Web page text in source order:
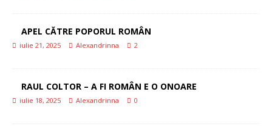
APEL CĂTRE POPORUL ROMÂN
iulie 21, 2025 Alexandrinna 2
RAUL COLTOR – A FI ROMÂN E O ONOARE
iulie 18, 2025 Alexandrinna 0